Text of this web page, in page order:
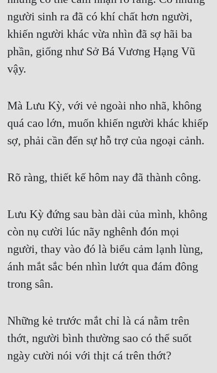
Cổ Tiên Hiệp
Cổ Đại
Du Hí
Dị Năng
Gia Đấu
Góc Nhìn Nữ
Huyền Nghi
Huyền Ảo
Hài Hước
Hệ Thống
Học Đường
Kinh Dị
người sinh ra đã có khí chất hơn người,
khiến người khác vừa nhìn đã sợ hãi ba
phần, giống như Sở Bá Vương Hạng Vũ
vậy.
Mà Lưu Kỳ, với vẻ ngoài nho nhã, không
quá cao lớn, muốn khiến người khác khiếp
sợ, phải cần đến sự hỗ trợ của ngoại cảnh.
Rõ ràng, thiết kế hôm nay đã thành công.
Lưu Kỳ đứng sau bàn dài của mình, không
còn nụ cười lúc nãy nghênh đón mọi
người, thay vào đó là biểu cảm lạnh lùng,
ánh mắt sắc bén nhìn lướt qua đám đông
trong sân.
Những kẻ trước mắt chỉ là cá nằm trên
thớt, người bình thường sao có thể suốt
ngày cười nói với thịt cá trên thớt?